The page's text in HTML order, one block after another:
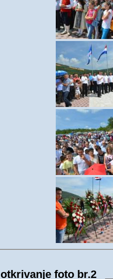
otkrivanje foto br.2